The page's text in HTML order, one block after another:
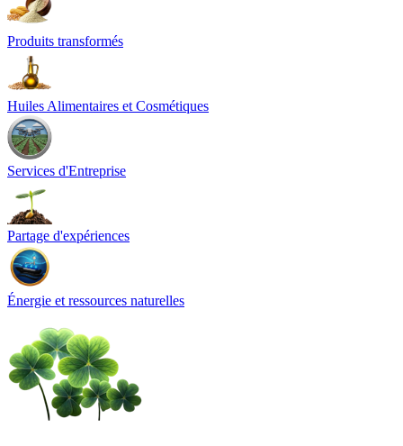
Produits transformés
Huiles Alimentaires et Cosmétiques
Services d'Entreprise
Partage d'expériences
Énergie et ressources naturelles